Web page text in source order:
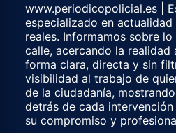
www.periodicopolicial.es |
especializado en
reales. Informamos sobre
calle, acercando la realidad
forma clara, directa y sin
visibilidad al trabajo de
de la ciudadanía,
detrás de cada
su compromiso y